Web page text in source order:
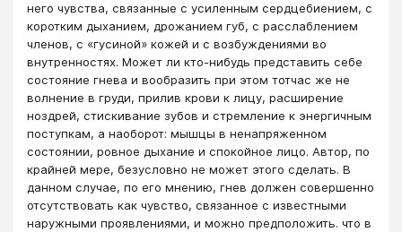
него чувства, связанные с усиленным сердцебиением, с
коротким дыханием, дрожанием губ, с расслаблением
членов, с «гусиной» кожей и с возбуждениями во
внутренностях. Может ли кто-нибудь представить себе
состояние гнева и вообразить при этом тотчас же не
волнение в груди, прилив крови к лицу, расширение
ноздрей, стискивание зубов и стремление к энергичным
поступкам, а наоборот: мышцы в ненапряженном
состоянии, ровное дыхание и спокойное лицо. Автор, по
крайней мере, безусловно не может этого сделать. В
данном случае, по его мнению, гнев должен совершенно
отсутствовать как чувство, связанное с известными
наружными проявлениями, и можно предположить. что в